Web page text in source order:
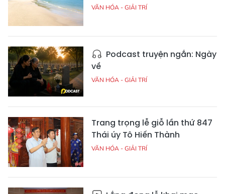
VĂN HÓA - GIẢI TRÍ
Podcast truyện ngắn: Ngày
về
VĂN HÓA - GIẢI TRÍ
Trang trọng lễ giỗ lần thứ 847
Thái úy Tô Hiến Thành
VĂN HÓA - GIẢI TRÍ